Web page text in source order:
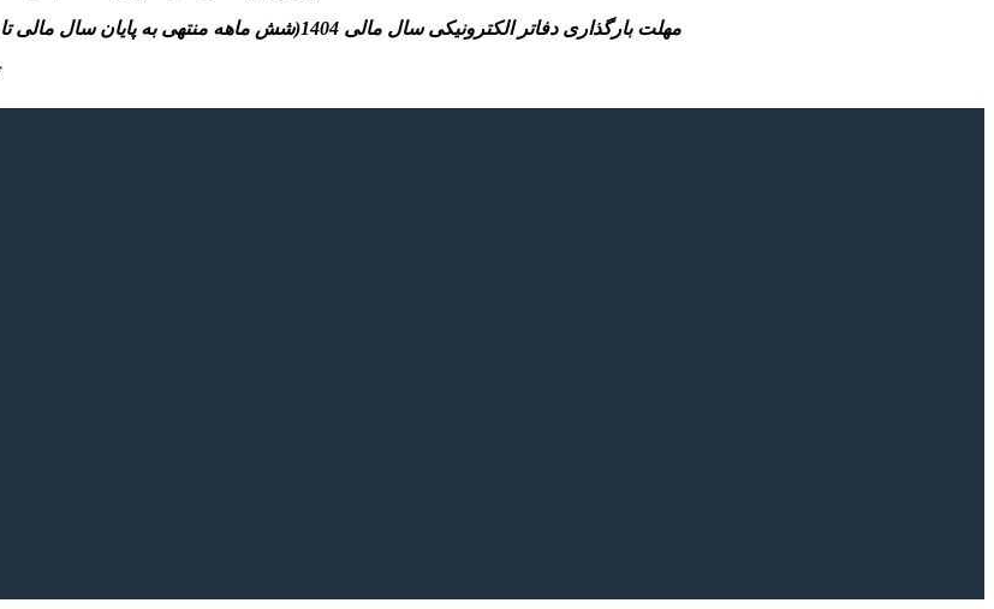
-مهلت بارگذاری دفاتر الکترونیکی سال مالی 1404(شش ماهه منتهی به پایان سال مالی تا قبل از انقضای مهلت تسلیم اظهارنامه مالیاتی موضوع مواد ۱۰۰ و ۱۱۰ قانون)